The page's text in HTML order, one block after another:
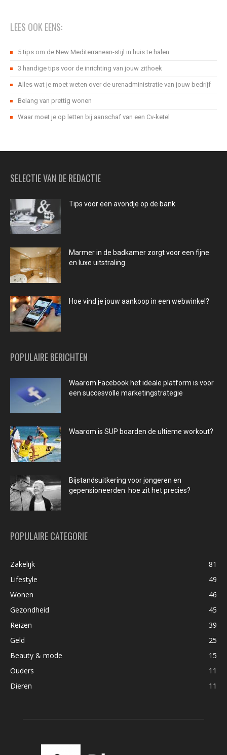
LEES OOK EENS:
5 tips om de New Mediterranean-stijl in huis te halen
3 handige tips voor de inrichting van jouw zithoek
Alles wat je moet weten over de urenadministratie van jouw bedrijf
Belang van prettig wonen
Waar moet je op letten bij aanschaf van een Cv-ketel
SELECTIE VAN DE REDACTIE
Tips voor een avondje op de bank
Marmer in de badkamer zorgt voor een fijne
en luxe uitstraling
Hoe vind je jouw aankoop in een webwinkel?
POPULAIRE BERICHTEN
Waarom Facebook het ideale platform is voor
een succesvolle marketingstrategie
Waarom is SUP boarden de ultieme workout?
Bijstandsuitkering voor jongeren en
gepensioneerden: hoe zit het precies?
POPULAIRE CATEGORIE
Zakelijk
81
Lifestyle
49
Wonen
46
Gezondheid
45
Reizen
39
Geld
25
Beauty & mode
15
Ouders
11
Dieren
11